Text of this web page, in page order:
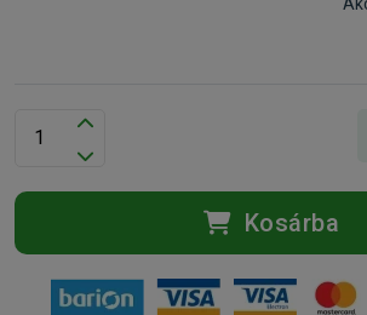
Kosárba